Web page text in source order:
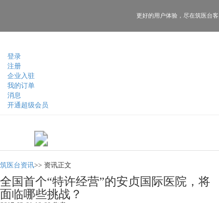
登录
注册
企业入驻
我的订单
消息
开通超级会员
更好的用户体验， 尽在筑医台
筑医台资讯>> 资讯正文
全国首个“特许经营”的安贞国际医院，将
面临哪些挑战？